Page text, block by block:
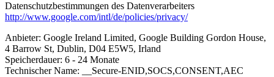
Datenschutzbestimmungen des Datenverarbeiters
http://www.google.com/intl/de/policies/privacy/
Anbieter: Google Ireland Limited, Google Building Gordon House,
4 Barrow St, Dublin, D04 E5W5, Irland
Speicherdauer: 6 - 24 Monate
Technischer Name: __Secure-ENID,SOCS,CONSENT,AEC